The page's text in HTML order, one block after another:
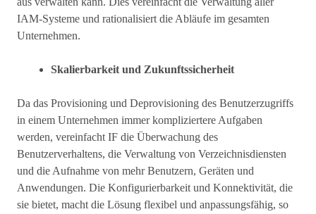
IAM-Systeme und rationalisiert die Abläufe im gesamten
Unternehmen.
Skalierbarkeit und Zukunftssicherheit
Da das Provisioning und Deprovisioning des Benutzerzugriffs
in einem Unternehmen immer kompliziertere Aufgaben
werden, vereinfacht IF die Überwachung des
Benutzerverhaltens, die Verwaltung von Verzeichnisdiensten
und die Aufnahme von mehr Benutzern, Geräten und
Anwendungen. Die Konfigurierbarkeit und Konnektivität, die
sie bietet, macht die Lösung flexibel und anpassungsfähig, so